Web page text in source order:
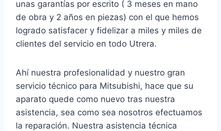
unas garantías por escrito ( 3 meses en mano
de obra y 2 años en piezas) con el que hemos
logrado satisfacer y fidelizar a miles y miles de
clientes del servicio en todo Utrera.
Ahí nuestra profesionalidad y nuestro gran
servicio técnico para Mitsubishi, hace que su
aparato quede como nuevo tras nuestra
asistencia, sea como sea nosotros efectuamos
la reparación. Nuestra asistencia técnica